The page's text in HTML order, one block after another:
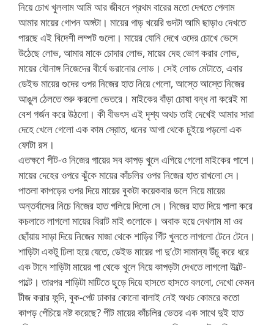
নিয়ে চোখ খুললাম আমি আর জীবনে প্রথম বারের মতো দেখতে পেলাম
আমার মায়ের গোপন অঙ্গটা। মায়ের গাড় খয়েরি গুদটা আমি ছাড়াও দেখতে
পারছে এই বিদেশী লম্পট গুলো। মায়ের যোনি দেখে ওদের চোখে ভেসে
উঠেছে লোভ, আমার মাকে চোদার লোভ, মায়ের দেহ ভোগ করার লোভ,
মায়ের যৌনাঙ্গ নিজেদের বীর্যে ভরানোর লোভ। সেই লোভ মেটাতে, এবার
ডেইভ মায়ের গুদের ওপর নিজের হাত নিয়ে গেলো, আস্তে আস্তে নিজের
আঙুল ঠেলতে শুরু করলো ভেতরে। মাইকের বাঁড়া চোষা বন্ধ না করেই মা
বেশ গর্জন করে উঠলো। কী বীভৎস এই দৃশ্য অথচ তাই দেখেই আমার সারা
দেহে খেলে গেলো এক কাম স্রোত, ধনের আগা থেকে চুইয়ে পড়লো এক
ফোটা রস।
এতক্ষণে পীট-ও নিজের গায়ের সব কাপড় খুলে এগিয়ে গেলো মাইকের পাশে।
মায়ের দেহের ওপরে ঝুঁকে মায়ের কাঁচলির ওপর নিজের হাত রাখলো সে।
পাতলা কাপড়ের ওপর দিয়ে মায়ের বুকটা কয়েকবার ডলে নিয়ে মায়ের
অন্তর্বাসের নিচে নিজের হাত গলিয়ে দিলো সে। নিজের হাত দিয়ে পালা করে
কচলাতে লাগলো মায়ের বিরাট মাই গুলোকে। অবাক হয়ে দেখলাম মা ওর
ছোঁয়ায় সাড়া দিয়ে নিজের মাজা থেকে শাড়ির গিঁট খুলতে লাগলো টেনে টেনে।
শাড়িটা একটু ঢিলা হয়ে যেতে, ডেইভ মায়ের পা দু’টো সামান্য উঁচু করে ধরে
এক টানে শাড়িটা মায়ের গা থেকে খুলে নিয়ে কাপড়টা দেখতে লাগলো উল্টে-
পাল্টে। তারপর শাড়িটা মাটিতে ছুড়ে দিয়ে হাসতে হাসতে বললো, দেখো কেমন
টীজ করার ফন্দি, বুক-পেট ঢাকার কোনো বালাই নেই অথচ কোমরে কতো
কাপড় পেঁচিয়ে নষ্ট করেছে? পীট মায়ের কাঁচলির ভেতর এক সাথে দুই হাত